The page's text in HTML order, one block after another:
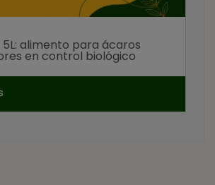
alimento para ácaros
en control biológico